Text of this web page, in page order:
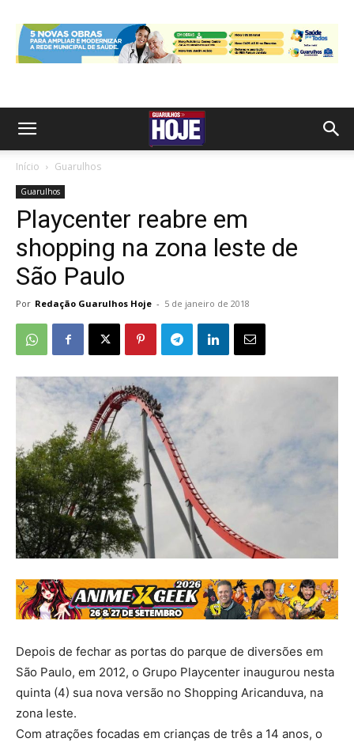
Início Guarulhos
Guarulhos
Playcenter reabre em
shopping na zona leste de
São Paulo
Por Redação Guarulhos Hoje - 5 de janeiro de 2018
Depois de fechar as portas do parque de diversões em
São Paulo, em 2012, o Grupo Playcenter inaugurou nesta
quinta (4) sua nova versão no Shopping Aricanduva, na
zona leste.
Com atrações focadas em crianças de três a 14 anos, o